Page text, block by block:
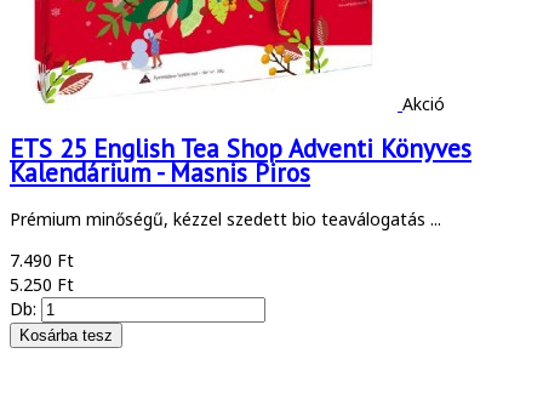
Akció
ETS 25 English Tea Shop Adventi Könyves
Kalendárium - Masnis Piros
Prémium minőségű, kézzel szedett bio teaválogatás ...
7.490 Ft
5.250 Ft
Db: